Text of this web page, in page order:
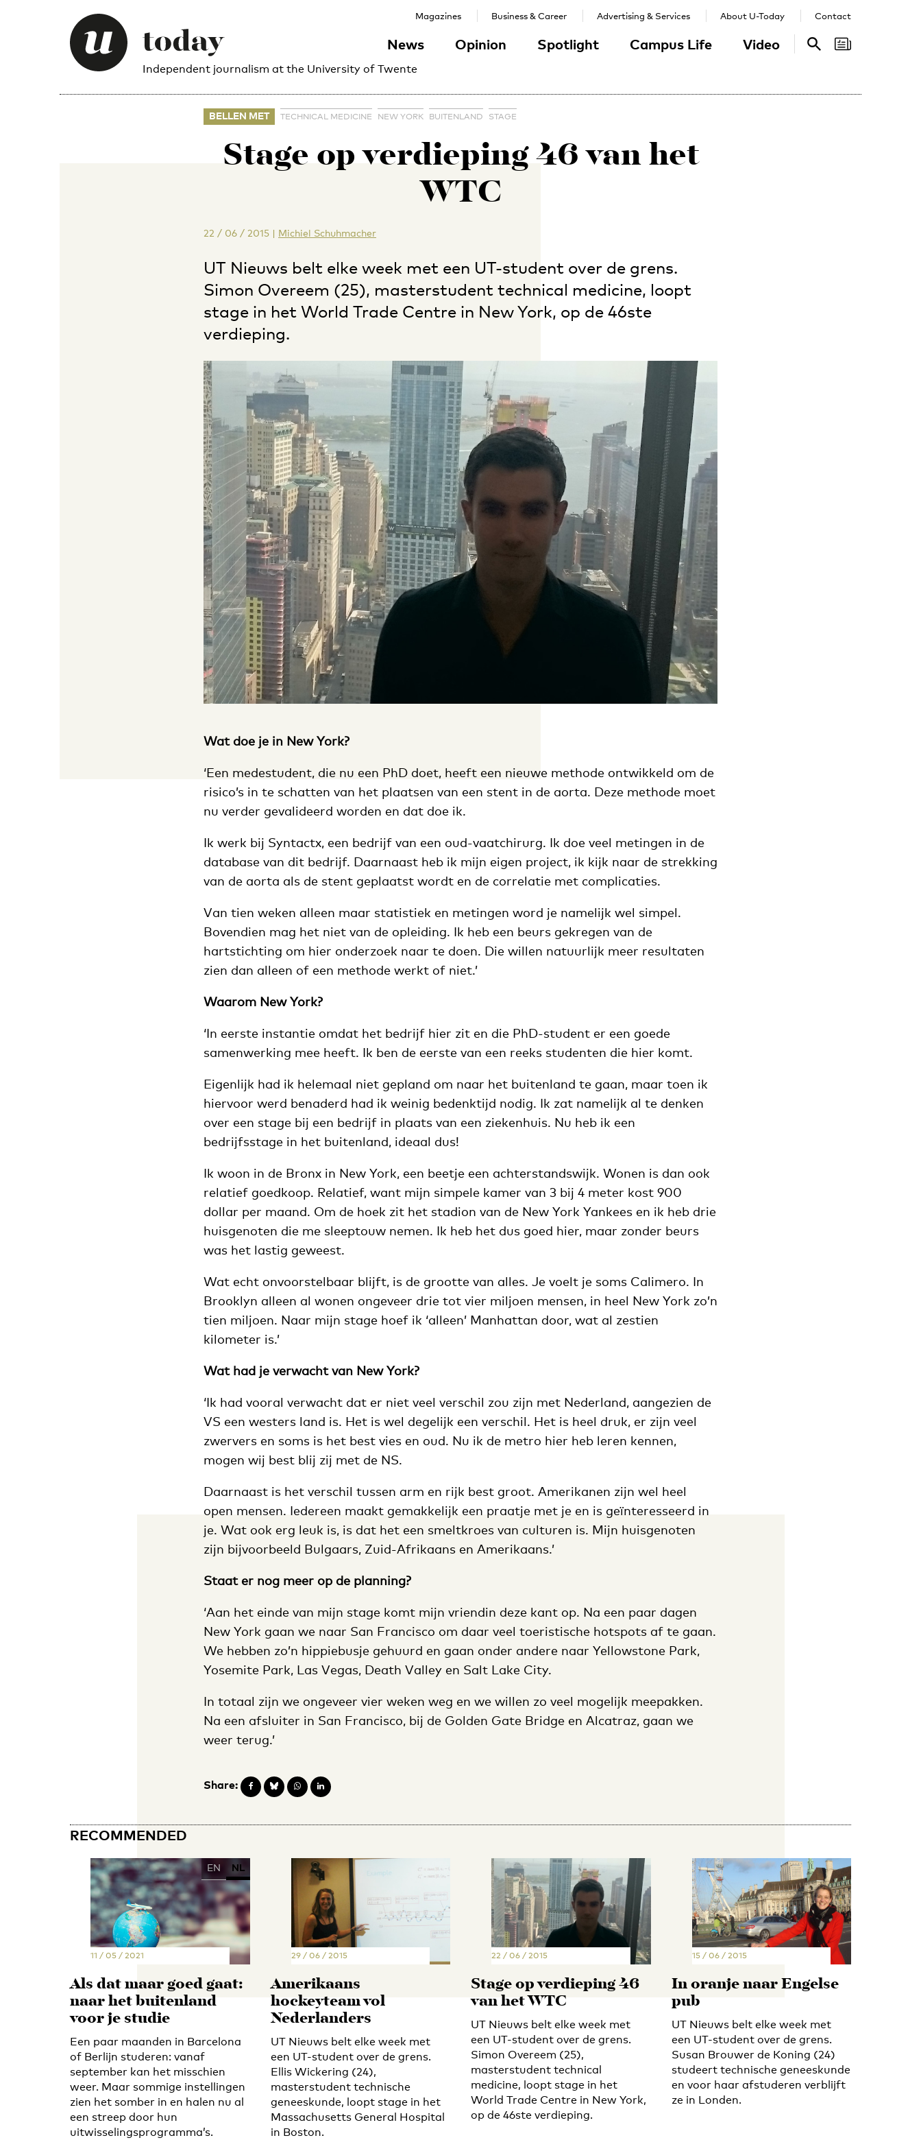
Independent journalism at the University of Twente
News Opinion Spotlight Campus Life Video
Magazines Business & Career Advertising & Services About U-Today Contact
Search
BELLEN MET TECHNICAL MEDICINE NEW YORK BUITENLAND STAGE
Stage op verdieping 46 van het
WTC
22 / 06 / 2015 | Michiel Schuhmacher
UT Nieuws belt elke week met een UT-student over de grens.
Simon Overeem (25), masterstudent technical medicine, loopt
stage in het World Trade Centre in New York, op de 46ste
verdieping.
Wat doe je in New York?
‘Een medestudent, die nu een PhD doet, heeft een nieuwe methode ontwikkeld om de
risico’s in te schatten van het plaatsen van een stent in de aorta. Deze methode moet
nu verder gevalideerd worden en dat doe ik.
Ik werk bij Syntactx, een bedrijf van een oud-vaatchirurg. Ik doe veel metingen in de
database van dit bedrijf. Daarnaast heb ik mijn eigen project, ik kijk naar de strekking
van de aorta als de stent geplaatst wordt en de correlatie met complicaties.
Van tien weken alleen maar statistiek en metingen word je namelijk wel simpel.
Bovendien mag het niet van de opleiding. Ik heb een beurs gekregen van de
hartstichting om hier onderzoek naar te doen. Die willen natuurlijk meer resultaten
zien dan alleen of een methode werkt of niet.’
Waarom New York?
‘In eerste instantie omdat het bedrijf hier zit en die PhD-student er een goede
samenwerking mee heeft. Ik ben de eerste van een reeks studenten die hier komt.
Eigenlijk had ik helemaal niet gepland om naar het buitenland te gaan, maar toen ik
hiervoor werd benaderd had ik weinig bedenktijd nodig. Ik zat namelijk al te denken
over een stage bij een bedrijf in plaats van een ziekenhuis. Nu heb ik een
bedrijfsstage in het buitenland, ideaal dus!
Ik woon in de Bronx in New York, een beetje een achterstandswijk. Wonen is dan ook
relatief goedkoop. Relatief, want mijn simpele kamer van 3 bij 4 meter kost 900
dollar per maand. Om de hoek zit het stadion van de New York Yankees en ik heb drie
huisgenoten die me sleeptouw nemen. Ik heb het dus goed hier, maar zonder beurs
was het lastig geweest.
Wat echt onvoorstelbaar blijft, is de grootte van alles. Je voelt je soms Calimero. In
Brooklyn alleen al wonen ongeveer drie tot vier miljoen mensen, in heel New York zo’n
tien miljoen. Naar mijn stage hoef ik ‘alleen’ Manhattan door, wat al zestien
kilometer is.’
Wat had je verwacht van New York?
‘Ik had vooral verwacht dat er niet veel verschil zou zijn met Nederland, aangezien de
VS een westers land is. Het is wel degelijk een verschil. Het is heel druk, er zijn veel
zwervers en soms is het best vies en oud. Nu ik de metro hier heb leren kennen,
mogen wij best blij zij met de NS.
Daarnaast is het verschil tussen arm en rijk best groot. Amerikanen zijn wel heel
open mensen. Iedereen maakt gemakkelijk een praatje met je en is geïnteresseerd in
je. Wat ook erg leuk is, is dat het een smeltkroes van culturen is. Mijn huisgenoten
zijn bijvoorbeeld Bulgaars, Zuid-Afrikaans en Amerikaans.’
Staat er nog meer op de planning?
‘Aan het einde van mijn stage komt mijn vriendin deze kant op. Na een paar dagen
New York gaan we naar San Francisco om daar veel toeristische hotspots af te gaan.
We hebben zo’n hippiebusje gehuurd en gaan onder andere naar Yellowstone Park,
Yosemite Park, Las Vegas, Death Valley en Salt Lake City.
In totaal zijn we ongeveer vier weken weg en we willen zo veel mogelijk meepakken.
Na een afsluiter in San Francisco, bij de Golden Gate Bridge en Alcatraz, gaan we
weer terug.’
Share:
RECOMMENDED
EN NL
11 / 05 / 2021
Als dat maar goed gaat:
naar het buitenland
voor je studie
Een paar maanden in Barcelona
of Berlijn studeren: vanaf
september kan het misschien
weer. Maar sommige instellingen
zien het somber in en halen nu al
een streep door hun
uitwisselingsprogramma’s.
29 / 06 / 2015
Amerikaans
hockeyteam vol
Nederlanders
UT Nieuws belt elke week met
een UT-student over de grens.
Ellis Wickering (24),
masterstudent technische
geneeskunde, loopt stage in het
Massachusetts General Hospital
in Boston.
22 / 06 / 2015
Stage op verdieping 46
van het WTC
UT Nieuws belt elke week met
een UT-student over de grens.
Simon Overeem (25),
masterstudent technical
medicine, loopt stage in het
World Trade Centre in New York,
op de 46ste verdieping.
15 / 06 / 2015
In oranje naar Engelse
pub
UT Nieuws belt elke week met
een UT-student over de grens.
Susan Brouwer de Koning (24)
studeert technische geneeskunde
en voor haar afstuderen verblijft
ze in Londen.